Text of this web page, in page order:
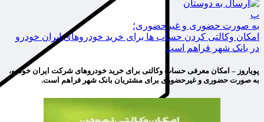
پ
به صورت حضوری و غیرحضوری؛
امکان وکالتی کردن حساب ها برای خرید خودروهای ایران خودرو
در بانک شهر فراهم است
پویاروز – امکان معرفی حساب وکالتی برای خرید خودروهای شرکت ایران خودرو،
به صورت حضوری و غیرحضوری برای مشتریان بانک شهر فراهم است.